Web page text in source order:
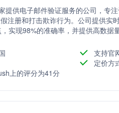
提供电子邮件验证服务的公司，专
注册和打击欺诈行为。公司提供实
实现98%的准确率，并提供高数
支持官
定价方
上的评分为41分